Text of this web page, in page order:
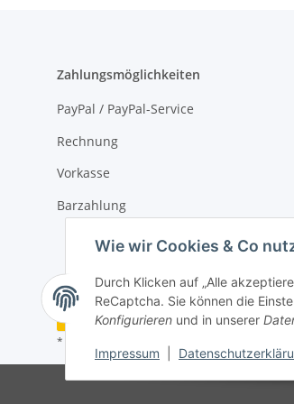
Wie wir Cookies & Co
Durch Klicken auf „Alle
ReCaptcha. Sie können die
Konfigurieren und in unserer
Impressum
Zahlungsmöglichkeiten
PayPal / PayPal-Service
Rechnung
Vorkasse
Barzahlung
Vertrag widerrufen
* Alle Preise inkl. gesetzlicher USt., zzgl.